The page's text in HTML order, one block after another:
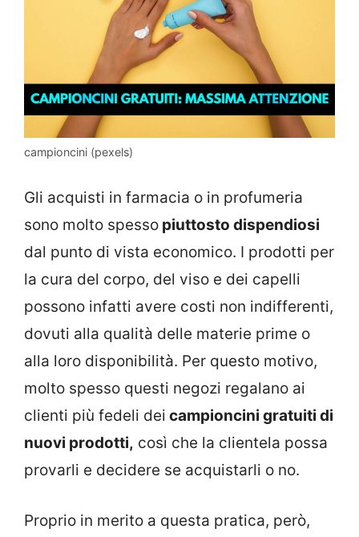
campioncini (pexels)
Gli acquisti in farmacia o in profumeria
sono molto spesso piuttosto dispendiosi
dal punto di vista economico. I prodotti per
la cura del corpo, del viso e dei capelli
possono infatti avere costi non indifferenti,
dovuti alla qualità delle materie prime o
alla loro disponibilità. Per questo motivo,
molto spesso questi negozi regalano ai
clienti più fedeli dei campioncini gratuiti di
nuovi prodotti, così che la clientela possa
provarli e decidere se acquistarli o no.
Proprio in merito a questa pratica, però,